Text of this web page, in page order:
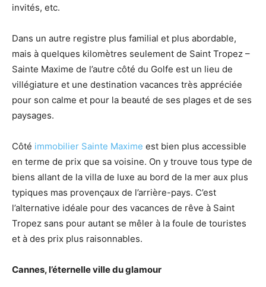
invités, etc.
Dans un autre registre plus familial et plus abordable,
mais à quelques kilomètres seulement de Saint Tropez –
Sainte Maxime de l’autre côté du Golfe est un lieu de
villégiature et une destination vacances très appréciée
pour son calme et pour la beauté de ses plages et de ses
paysages.
Côté immobilier Sainte Maxime est bien plus accessible
en terme de prix que sa voisine. On y trouve tous type de
biens allant de la villa de luxe au bord de la mer aux plus
typiques mas provençaux de l’arrière-pays. C’est
l’alternative idéale pour des vacances de rêve à Saint
Tropez sans pour autant se mêler à la foule de touristes
et à des prix plus raisonnables.
Cannes, l’éternelle ville du glamour